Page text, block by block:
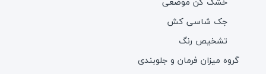
جک شاسی کش
تشخیص رنگ
گروه میزان فرمان و جلوبندی